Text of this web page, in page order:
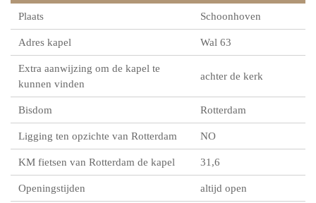
Plaats Schoonhoven
Adres kapel Wal 63
Extra aanwijzing om de kapel te
kunnen vinden
achter de kerk
Bisdom Rotterdam
Ligging ten opzichte van Rotterdam NO
KM fietsen van Rotterdam de kapel 31,6
Openingstijden altijd open